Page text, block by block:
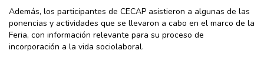
Además, los participantes de CECAP asistieron a algunas de las
ponencias y actividades que se llevaron a cabo en el marco de la
Feria, con información relevante para su proceso de
incorporación a la vida sociolaboral.